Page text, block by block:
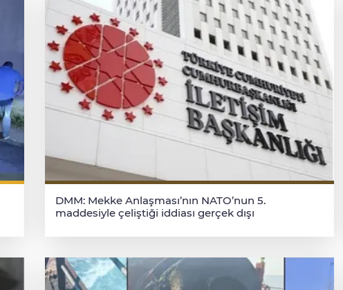
DMM: Mekke Anlaşması’nın NATO’nun 5.
maddesiyle çeliştiği iddiası gerçek dışı